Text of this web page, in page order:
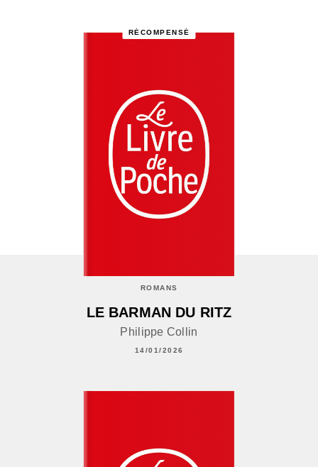
RÉCOMPENSÉ
ROMANS
LE BARMAN DU RITZ
Philippe Collin
14/01/2026